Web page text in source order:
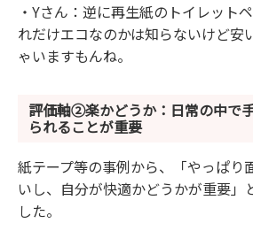
・Yさん：逆に再生紙のトイレット
れだけエコなのかは知らないけど安
ゃいますもんね。
評価軸②楽かどうか：日常の中で
られることが重要
紙テープ等の事例から、「やっぱり
いし、自分が快適かどうかが重要」
した。